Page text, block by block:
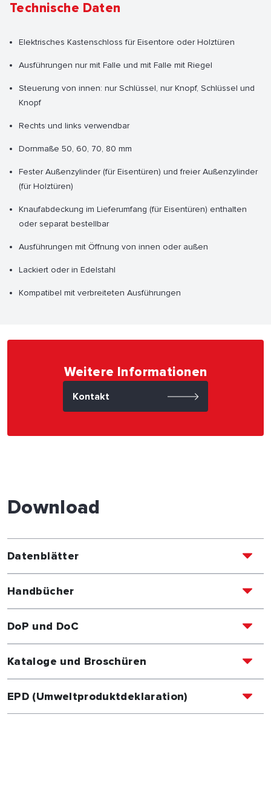
Technische Daten
Elektrisches Kastenschloss für Eisentore oder Holztüren
Ausführungen nur mit Falle und mit Falle mit Riegel
Steuerung von innen: nur Schlüssel, nur Knopf, Schlüssel und
Knopf
Rechts und links verwendbar
Dornmaße 50, 60, 70, 80 mm
Fester Außenzylinder (für Eisentüren) und freier Außenzylinder
(für Holztüren)
Knaufabdeckung im Lieferumfang (für Eisentüren) enthalten
oder separat bestellbar
Ausführungen mit Öffnung von innen oder außen
Lackiert oder in Edelstahl
Kompatibel mit verbreiteten Ausführungen
Weitere Informationen
Kontakt
Download
Datenblätter
Handbücher
DoP und DoC
Kataloge und Broschüren
EPD (Umweltproduktdeklaration)